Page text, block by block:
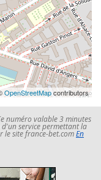
OpenStreetMapcontributors
numéro valable 3 minutes
service permettant la
le site france-bet.comEn